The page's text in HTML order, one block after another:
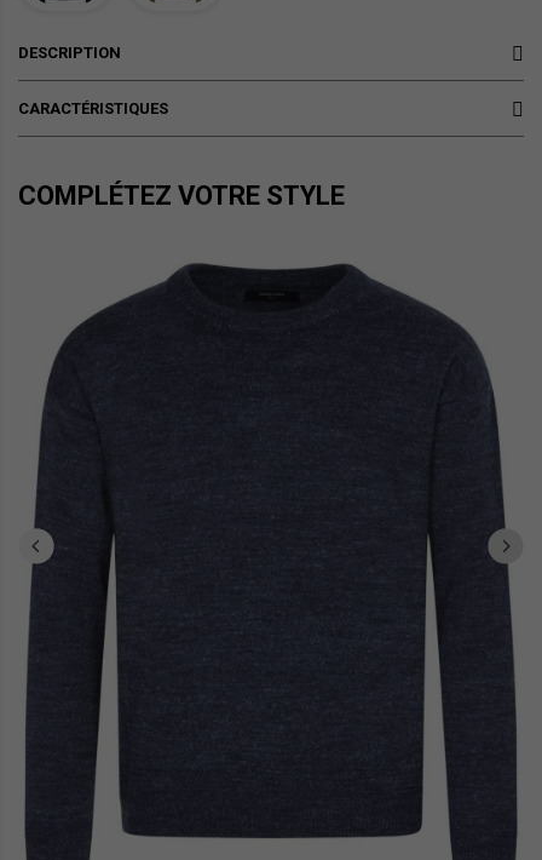
DESCRIPTION
CARACTÉRISTIQUES
COMPLÉTEZ VOTRE STYLE